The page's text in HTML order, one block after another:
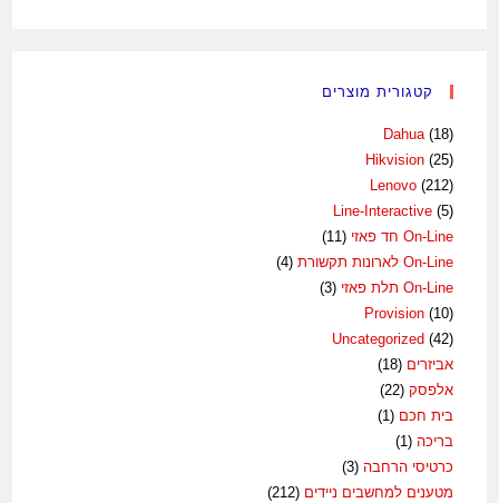
קטגורית מוצרים
Dahua (18)
Hikvision (25)
Lenovo (212)
Line-Interactive (5)
On-Line חד פאזי
(11)
On-Line לארונות תקשורת
(4)
On-Line תלת פאזי
(3)
Provision (10)
Uncategorized (42)
אביזרים (18)
אלפסק (22)
בית חכם (1)
בריכה (1)
כרטיסי הרחבה (3)
מטענים למחשבים ניידים (212)